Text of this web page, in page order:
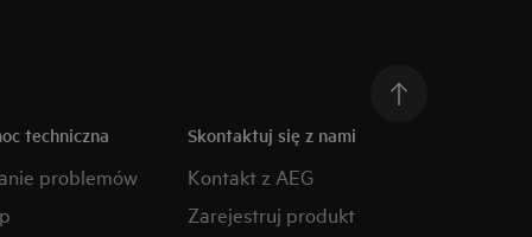
techniczna
problemów
Skontaktuj się z nami
Kontakt z AEG
Zarejestruj produkt